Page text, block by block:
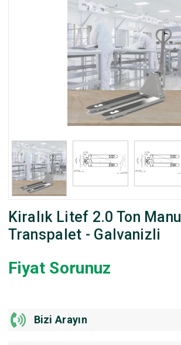
Kiralık Litef 2.0 Ton
Transpalet - Galvanizli
Fiyat Sorunuz
Bizi Arayın